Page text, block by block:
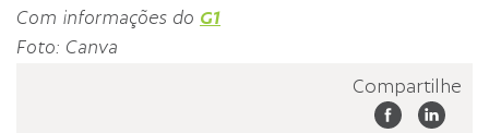
Com informações do G1
Foto: Canva
Compartilhe